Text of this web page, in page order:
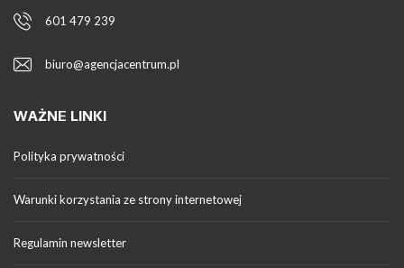
601 479 239
biuro@agencjacentrum.pl
WAŻNE LINKI
Polityka prywatności
Warunki korzystania ze strony internetowej
Regulamin newsletter